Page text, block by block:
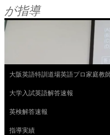
が指導
コ
ン
テ
ン
大阪英語特訓道場英語プロ家庭教
大学入試英語解答速報
英検解答速報
指導実績